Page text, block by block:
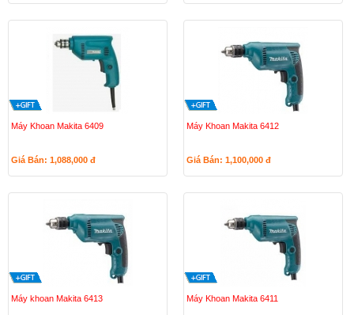
Máy Khoan Makita 6409
Giá Bán: 1,088,000 đ
Máy Khoan Makita 6412
Giá Bán: 1,100,000 đ
Máy khoan Makita 6413 Máy Khoan Makita 6411